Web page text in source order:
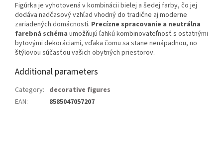
Figúrka je vyhotovená v kombinácii bielej a šedej farby, čo jej
dodáva nadčasový vzhľad vhodný do tradične aj moderne
zariadených domácností. Precízne spracovanie a neutrálna
farebná schéma umožňujú ľahkú kombinovateľnosť s ostatnými
bytovými dekoráciami, vďaka čomu sa stane nenápadnou, no
štýlovou súčasťou vašich obytných priestorov.
Additional parameters
Category: decorative figures
EAN: 8585047057207